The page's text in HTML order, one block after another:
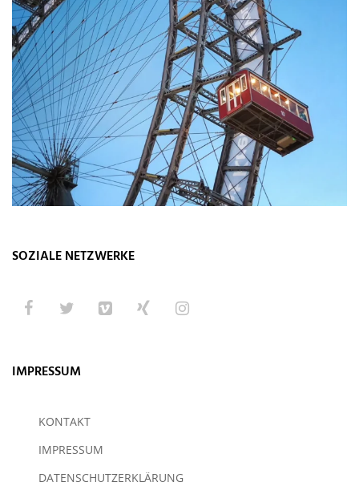
SOZIALE NETZWERKE
IMPRESSUM
KONTAKT
IMPRESSUM
DATENSCHUTZERKLÄRUNG